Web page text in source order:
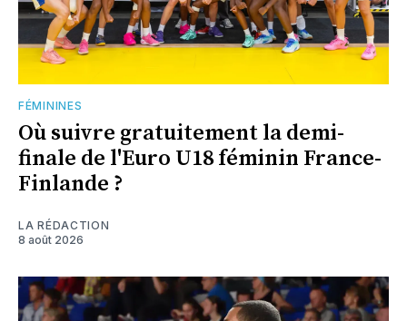
FÉMININES
Où suivre gratuitement la demi-
finale de l'Euro U18 féminin France-
Finlande ?
LA RÉDACTION
8 août 2026